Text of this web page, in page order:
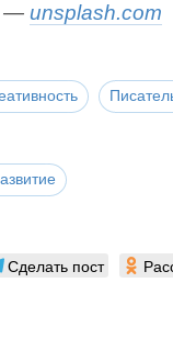
— unsplash.com
Сделать пост